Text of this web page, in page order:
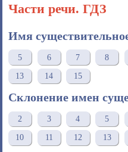
Части речи. ГДЗ
Имя
5 6 7 8
13 14 15
Склонение имен
2 3 4 5
10 11 12 13